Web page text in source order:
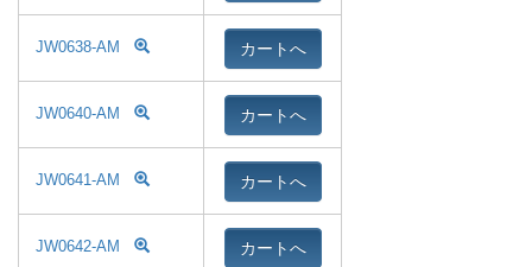
JW0638-AM カートへ
JW0640-AM カートへ
JW0641-AM カートへ
JW0642-AM カートへ